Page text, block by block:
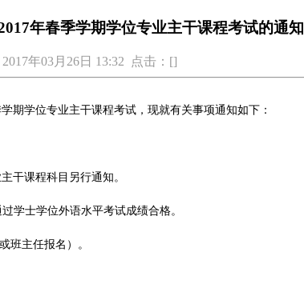
年春季学期学位专业主干课程考试的通知
2017年03月26日 13:32 点击：[]
期学位专业主干课程考试，现就有关事项通知如下：
干课程科目另行通知。
学士学位外语水平考试成绩合格。
班主任报名）。